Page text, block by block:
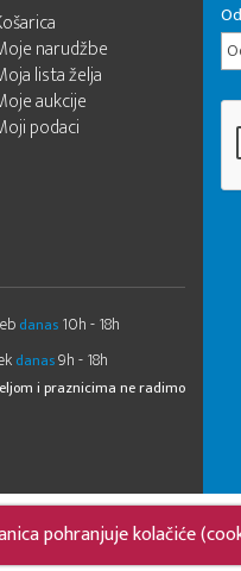
pohranjuje kolačiće
narudžbe
lista želja
aukcije
podaci
danas 10h - 18h
danas9h - 18h
i praznicima ne radimo